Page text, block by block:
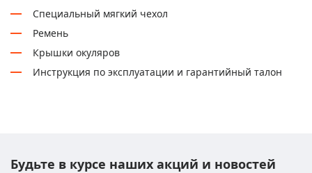
Специальный мягкий чехол
Ремень
Крышки окуляров
Инструкция по эксплуатации и гарантийный талон
Будьте в курсе наших акций и новостей